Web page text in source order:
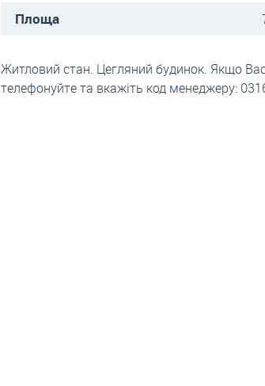
Площа
Житловий стан. Цегляний будинок. Якщо Вас
телефонуйте та вкажіть код менеджеру: